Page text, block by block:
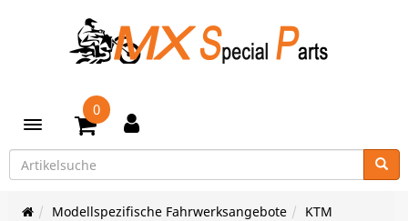
Toggle navigation
0
Modellspezifische Fahrwerksangebote
KTM